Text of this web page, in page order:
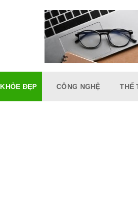
KHỎE ĐẸP CÔNG NGHỆ THỂ